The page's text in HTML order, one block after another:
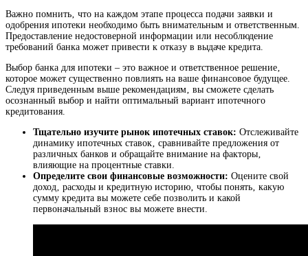
Важно помнить‚ что на каждом этапе процесса подачи заявки и
одобрения ипотеки необходимо быть внимательным и ответственным.
Предоставление недостоверной информации или несоблюдение
требований банка может привести к отказу в выдаче кредита.
Выбор банка для ипотеки – это важное и ответственное решение‚
которое может существенно повлиять на ваше финансовое будущее.
Следуя приведенным выше рекомендациям‚ вы сможете сделать
осознанный выбор и найти оптимальный вариант ипотечного
кредитования.
Тщательно изучите рынок ипотечных ставок: Отслеживайте
динамику ипотечных ставок‚ сравнивайте предложения от
различных банков и обращайте внимание на факторы‚
влияющие на процентные ставки.
Определите свои финансовые возможности: Оцените свой
доход‚ расходы и кредитную историю‚ чтобы понять‚ какую
сумму кредита вы можете себе позволить и какой
первоначальный взнос вы можете внести.